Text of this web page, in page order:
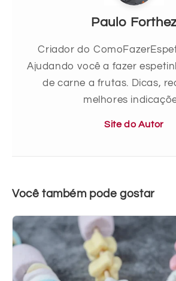
Paulo
Criador do
Ajudando você a fazer
de carne a frutas. Dicas,
melhores
Site do Autor
Você também pode gostar